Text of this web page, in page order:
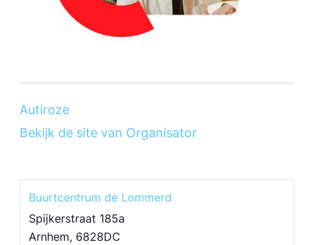
Autiroze
Bekijk de site van Organisator
Buurtcentrum de Lommerd
Spijkerstraat 185a
Arnhem, 6828DC